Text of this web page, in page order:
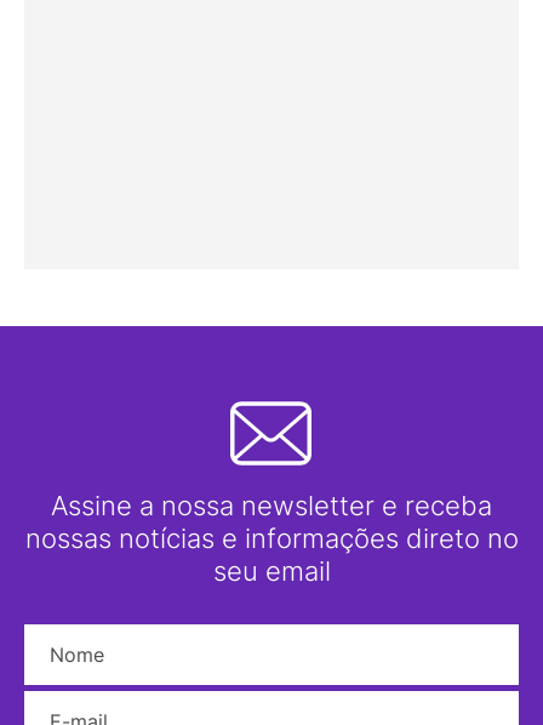
Assine a nossa newsletter e receba
nossas notícias e informações direto no
seu email